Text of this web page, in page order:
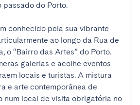
do Porto.
conhecido pela sua vibrante
ao longo da Rua de
o “Bairro das Artes” do Porto.
galerias e acolhe eventos
locais e turistas. A mistura
e arte contemporânea de
num local de visita obrigatória no